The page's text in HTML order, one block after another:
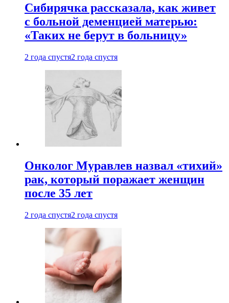
Сибирячка рассказала, как живет
с больной деменцией матерью:
«Таких не берут в больницу»
2 года спустя2 года спустя
Онколог Муравлев назвал «тихий»
рак, который поражает женщин
после 35 лет
2 года спустя2 года спустя